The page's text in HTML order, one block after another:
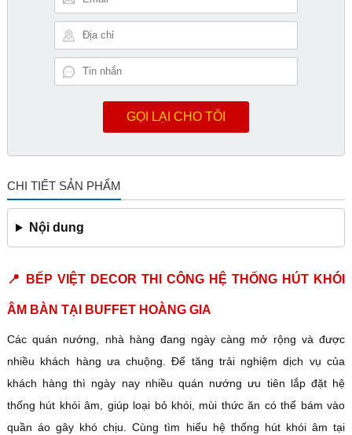
GỌI LẠI CHO TÔI
CHI TIẾT SẢN PHẨM
Nội dung
📍 BẾP VIỆT DECOR THI CÔNG HỆ THỐNG HÚT KHÓI
ÂM BÀN TẠI BUFFET HOÀNG GIA
Các quán nướng, nhà hàng đang ngày càng mở rộng và được
nhiều khách hàng ưa chuộng. Để tăng trải nghiệm dịch vụ của
khách hàng thì ngày nay nhiều quán nướng ưu tiên lắp đặt hệ
thống hút khói âm, giúp loại bỏ khói, mùi thức ăn có thể bám vào
quần áo gây khó chịu. Cùng tìm hiểu hệ thống hút khói âm tại